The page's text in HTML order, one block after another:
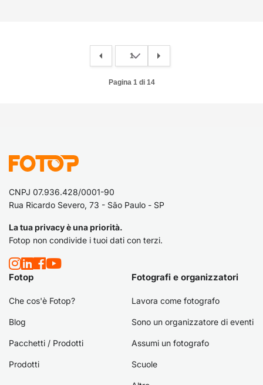
Pagina 1 di 14
CNPJ 07.936.428/0001-90
Rua Ricardo Severo, 73 - São Paulo - SP
La tua privacy è una priorità.
Fotop non condivide i tuoi dati con terzi.
Fotop
Che cos'è Fotop?
Blog
Pacchetti / Prodotti
Prodotti
Fotografi e organizzatori
Lavora come fotografo
Sono un organizzatore di eventi
Assumi un fotografo
Scuole